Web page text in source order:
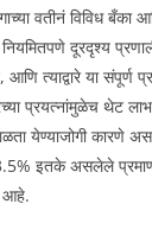
वतीनं विविध
दूरदृश्य
त्याद्वारे या संपूर्ण
प्रयत्नांमुळेच थेट
येण्याजोगी कारणे
इतके असलेले
आहे.